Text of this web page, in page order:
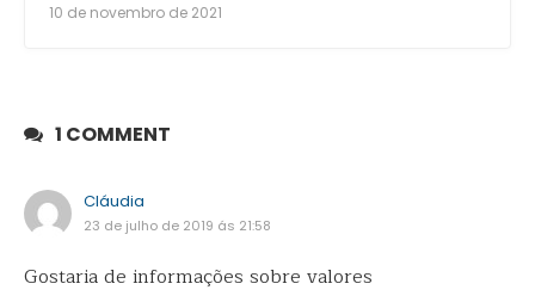
10 de novembro de 2021
1 COMMENT
Cláudia
23 de julho de 2019 ás 21:58
Gostaria de informações sobre valores